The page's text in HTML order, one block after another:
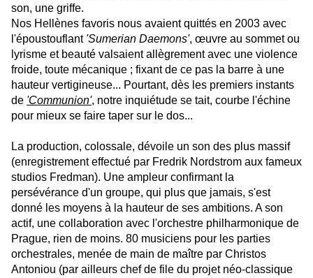
son, une griffe.
Nos Hellènes favoris nous avaient quittés en 2003 avec
l'époustouflant 'Sumerian Daemons', œuvre au sommet ou
lyrisme et beauté valsaient allègrement avec une violence
froide, toute mécanique ; fixant de ce pas la barre à une
hauteur vertigineuse... Pourtant, dès les premiers instants
de 'Communion', notre inquiétude se tait, courbe l'échine
pour mieux se faire taper sur le dos...
La production, colossale, dévoile un son des plus massif
(enregistrement effectué par Fredrik Nordstrom aux fameux
studios Fredman). Une ampleur confirmant la
persévérance d'un groupe, qui plus que jamais, s'est
donné les moyens à la hauteur de ses ambitions. A son
actif, une collaboration avec l'orchestre philharmonique de
Prague, rien de moins. 80 musiciens pour les parties
orchestrales, menée de main de maître par Christos
Antoniou (par ailleurs chef de file du projet néo-classique